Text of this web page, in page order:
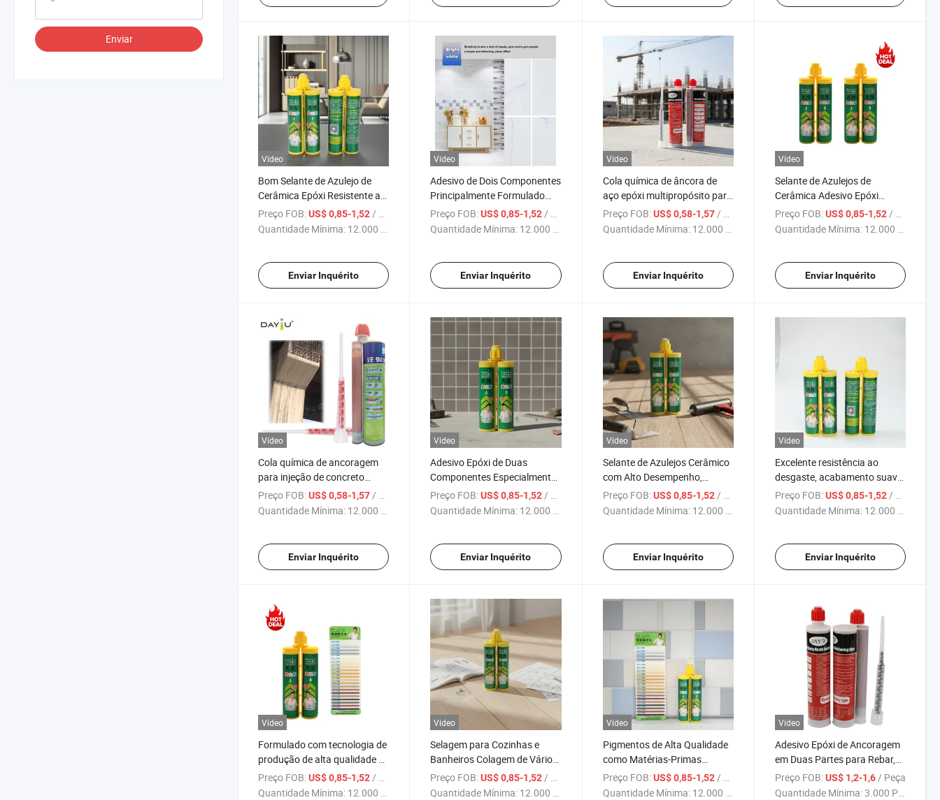
Enviar
Vídeo
Bom Selante de Azulejo de
Cerâmica Epóxi Resistente ao
Desgaste e Duro
Preço FOB:US$ 0,85-1,52/ Peça
Quantidade Mínima: 12.000 Peças
Enviar Inquérito
Vídeo
Adesivo de Dois Componentes
Principalmente Formulado
com Resina Epóxi Agente de
Cura Selante para Azulejos de
Preço FOB: US$ 0,85-1,52 / Peça
Quantidade Mínima: 12.000 Peças
Enviar Inquérito
Vídeo
Cola química de âncora de
aço epóxi multipropósito para
construção de juntas de
concreto
Preço FOB: US$ 0,58-1,57/ Peça
Quantidade Mínima: 12.000 Peças
Enviar Inquérito
Vídeo
Selante de Azulejos de
Cerâmica Adesivo Epóxi
Preenchimento de Fissuras
Selante para Azulejos
Preço FOB: US$ 0,85-1,52/ Peça
Quantidade Mínima: 12.000 Peças
Enviar Inquérito
Vídeo
Cola química de ancoragem
para injeção de concreto
epóxi à prova d'água para
pregos de aço
Preço FOB:US$ 0,58-1,57/ Peça
Quantidade Mínima: 12.000 Peças
Enviar Inquérito
Vídeo
Adesivo Epóxi de Duas
Componentes Especialmente
Formulado como um Selante
Dedicado para Azulejos de
Preço FOB: US$ 0,85-1,52/ Peça
Quantidade Mínima: 12.000 Peças
Enviar Inquérito
Vídeo
Selante de Azulejos Cerâmico
com Alto Desempenho,
Acabamento Liso e Alta
Dureza com Resistência ao
Preço FOB: US$ 0,85-1,52/ Peça
Quantidade Mínima: 12.000 Peças
Enviar Inquérito
Vídeo
Excelente resistência ao
desgaste, acabamento suave
com alta dureza, selante para
azulejos de cerâmica
Preço FOB: US$ 0,85-1,52/ Peça
Quantidade Mínima: 12.000 Peças
Enviar Inquérito
Vídeo
Formulado com tecnologia de
produção de alta qualidade de
resina epóxi, selante para
azulejos de cerâmica
Preço FOB:US$ 0,85-1,52 / Peça
Quantidade Mínima: 12.000 Peças
Vídeo
Selagem para Cozinhas e
Banheiros Colagem de Vários
Materiais Duros Selante para
Azulejos Cerâmicos
Preço FOB: US$ 0,85-1,52 / Peça
Quantidade Mínima: 12.000 Peças
Vídeo
Pigmentos de Alta Qualidade
como Matérias-Primas
Produzidas Tecnologia de
Fabricação Avançada Selante
Preço FOB: US$ 0,85-1,52 / Peça
Quantidade Mínima: 12.000 Peças
Vídeo
Adesivo Epóxi de Ancoragem
em Duas Partes para Rebar,
Parafusos, Reparação
Estrutural, Cura Rápida, Alta
Preço FOB: US$ 1,2-1,6 / Peça
Quantidade Mínima:3.000 Peças